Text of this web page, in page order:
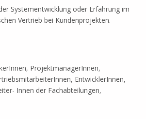
Systementwicklung oder Erfahrung im
Vertrieb bei Kundenprojekten.
ProjektmanagerInnen,
EntwicklerInnen,
Innen der Fachabteilungen,